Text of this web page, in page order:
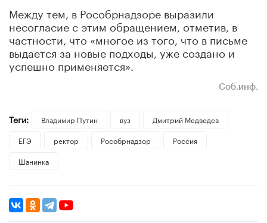
Между тем, в Рособрнадзоре выразили
несогласие с этим обращением, отметив, в
частности, что «многое из того, что в письме
выдается за новые подходы, уже создано и
успешно применяется».
Соб.инф.
Теги: Владимир Путин вуз
Дмитрий Медведев
ЕГЭ
ректор Рособрнадзор
Россия
Шанинка